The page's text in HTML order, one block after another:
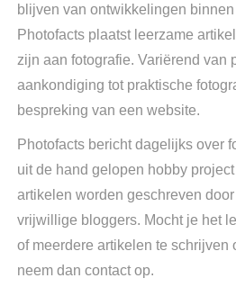
blijven van ontwikkelingen
Photofacts plaatst leerzame
zijn aan fotografie. Variërend van
aankondiging tot praktische
bespreking van een website.
Photofacts bericht dagelijks over
uit de hand gelopen hobby
artikelen worden geschreven
vrijwillige bloggers. Mocht je het
of meerdere artikelen te schrijven
neem dan contact op.